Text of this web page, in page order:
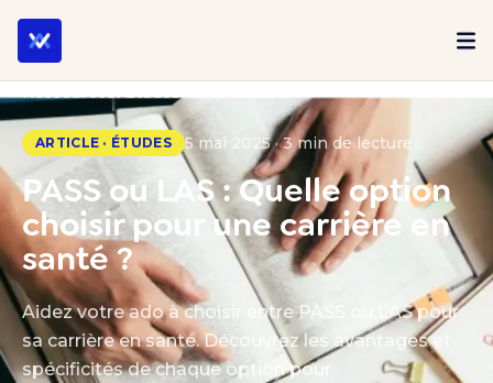
Ressources Études
ARTICLE · ÉTUDES 5 mai 2025 · 3 min de lecture
PASS ou LAS : Quelle option
choisir pour une carrière en
santé ?
Aidez votre ado à choisir entre PASS ou LAS pour
sa carrière en santé. Découvrez les avantages et
spécificités de chaque option pour